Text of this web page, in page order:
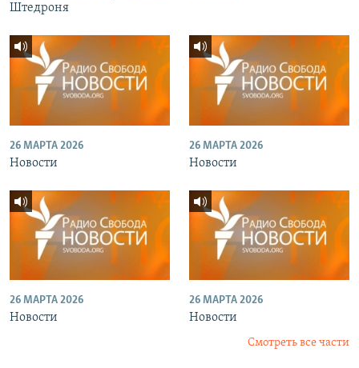
Штедроня
26 МАРТА 2026
Новости
26 МАРТА 2026
Новости
26 МАРТА 2026
Новости
26 МАРТА 2026
Новости
Смотреть все части